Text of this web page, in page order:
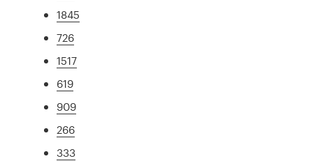
1845
726
1517
619
909
266
333